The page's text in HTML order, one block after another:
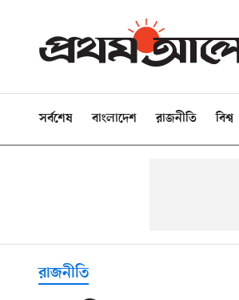
সর্বশেষ বাংলাদেশ রাজনীতি বিশ্ব
রাজনীতি